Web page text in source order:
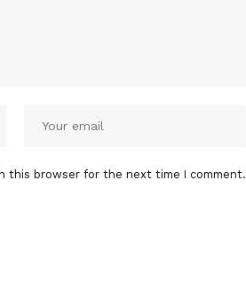
this browser for the next time I comment.